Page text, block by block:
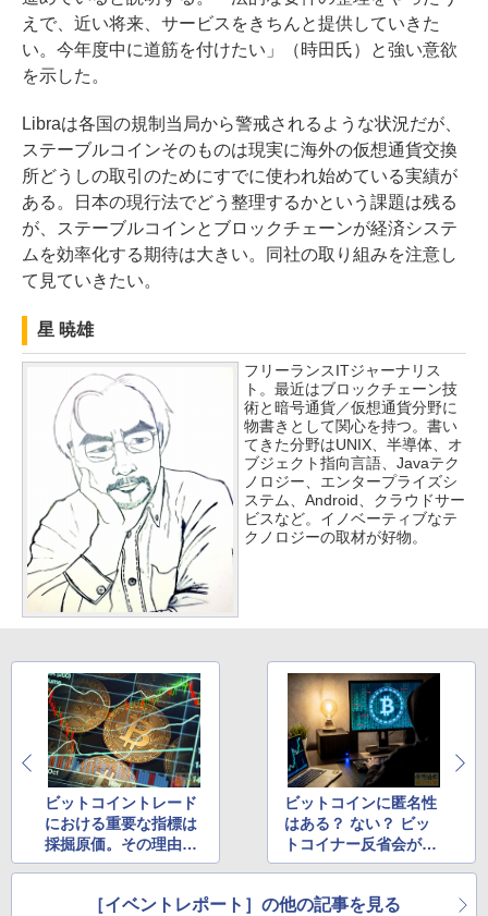
えで、近い将来、サービスをきちんと提供していきた
い。今年度中に道筋を付けたい」（時田氏）と強い意欲
を示した。
Libraは各国の規制当局から警戒されるような状況だが、
ステーブルコインそのものは現実に海外の仮想通貨交換
所どうしの取引のためにすでに使われ始めている実績が
ある。日本の現行法でどう整理するかという課題は残る
が、ステーブルコインとブロックチェーンが経済システ
ムを効率化する期待は大きい。同社の取り組みを注意し
て見ていきたい。
星 暁雄
フリーランスITジャーナリス
ト。最近はブロックチェーン技
術と暗号通貨／仮想通貨分野に
物書きとして関心を持つ。書い
てきた分野はUNIX、半導体、オ
ブジェクト指向言語、Javaテク
ノロジー、エンタープライズシ
ステム、Android、クラウドサー
ビスなど。イノベーティブなテ
クノロジーの取材が好物。
ビットコイントレード
における重要な指標は
採掘原価。その理由を
エキスパートが解説
ビットコインに匿名性
はある？ ない？ ビッ
トコイナー反省会が実
証実験
［イベントレポート］の他の記事を見る